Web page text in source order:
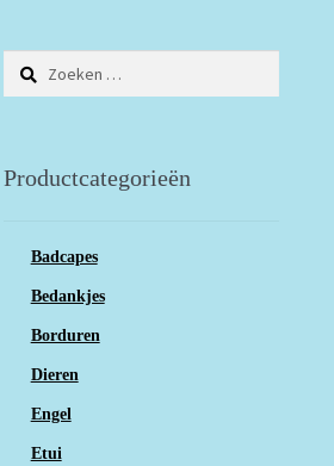
naar:
Productcategorieën
Badcapes
Bedankjes
Borduren
Dieren
Engel
Etui